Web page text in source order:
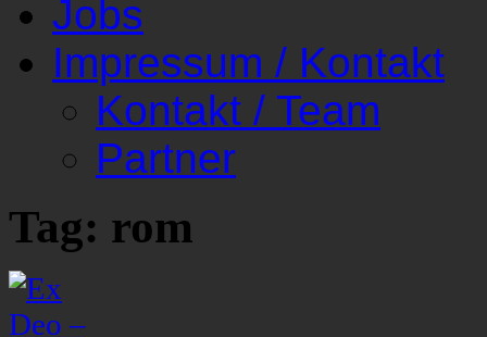
Jobs
Impressum / Kontakt
Kontakt / Team
Partner
Tag: rom